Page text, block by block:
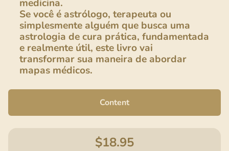
Content
medicina.
Se você é astrólogo, terapeuta ou
simplesmente alguém que busca uma
astrologia de cura prática, fundamentada
e realmente útil, este livro vai
transformar sua maneira de abordar
mapas médicos.
$18.95